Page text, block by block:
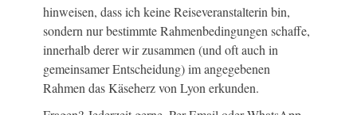
hinweisen, dass ich keine Reiseveranstalterin bin,
sondern nur bestimmte Rahmenbedingungen schaffe,
innerhalb derer wir zusammen (und oft auch in
gemeinsamer Entscheidung) im angegebenen
Rahmen das Käseherz von Lyon erkunden.